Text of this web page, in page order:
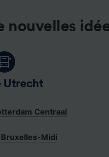
nouvelles
Utrecht
Centraal
Bruxelles-Midi